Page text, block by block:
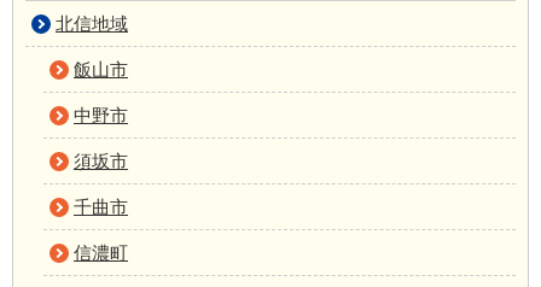
北信地域
飯山市
中野市
須坂市
千曲市
信濃町